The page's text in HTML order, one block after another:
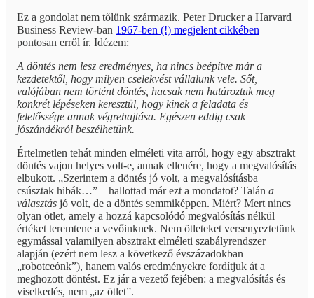
Ez a gondolat nem tőlünk származik. Peter Drucker a Harvard
Business Review-ban 1967-ben (!) megjelent cikkében
pontosan erről ír. Idézem:
A döntés nem lesz eredményes, ha nincs beépítve már a
kezdetektől, hogy milyen cselekvést vállalunk vele. Sőt,
valójában nem történt döntés, hacsak nem határoztuk meg
konkrét lépéseken keresztül, hogy kinek a feladata és
felelőssége annak végrehajtása. Egészen eddig csak
jószándékról beszélhetünk.
Értelmetlen tehát minden elméleti vita arról, hogy egy absztrakt
döntés vajon helyes volt-e, annak ellenére, hogy a megvalósítás
elbukott. „Szerintem a döntés jó volt, a megvalósításba
csúsztak hibák…” – hallottad már ezt a mondatot? Talán a
választás jó volt, de a döntés semmiképpen. Miért? Mert nincs
olyan ötlet, amely a hozzá kapcsolódó megvalósítás nélkül
értéket teremtene a vevőinknek. Nem ötleteket versenyeztetünk
egymással valamilyen absztrakt elméleti szabályrendszer
alapján (ezért nem lesz a következő évszázadokban
„robotceónk”), hanem valós eredményekre fordítjuk át a
meghozott döntést. Ez jár a vezető fejében: a megvalósítás és
viselkedés, nem „az ötlet”.